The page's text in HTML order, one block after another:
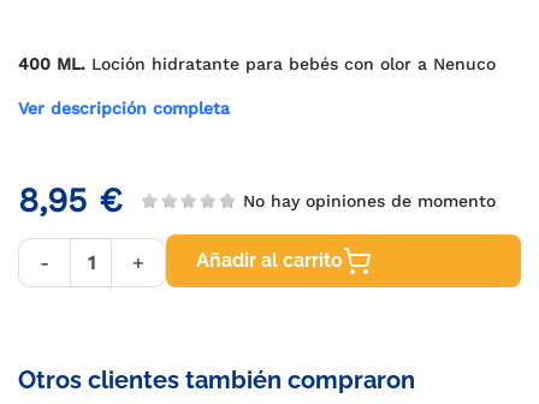
400 ML. Loción hidratante para bebés con olor a Nenuco
Ver descripción completa
8,95 € No hay opiniones de momento
- + Añadir al carrito
Otros clientes también compraron